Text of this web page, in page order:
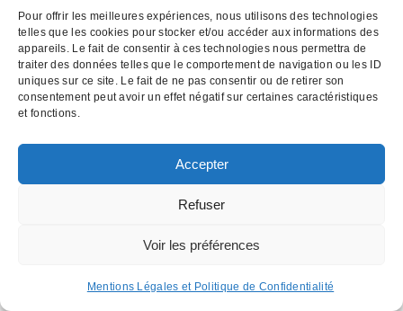
Pour offrir les meilleures expériences, nous utilisons des technologies
telles que les cookies pour stocker et/ou accéder aux informations des
appareils. Le fait de consentir à ces technologies nous permettra de
traiter des données telles que le comportement de navigation ou les ID
uniques sur ce site. Le fait de ne pas consentir ou de retirer son
consentement peut avoir un effet négatif sur certaines caractéristiques
et fonctions.
Accepter
Refuser
Voir les préférences
Mentions Légales et Politique de Confidentialité
INSTITUT D'HYPNOSE PALOIS- Hypnothérapie à Pau 64
Email : institutdhypnose @ gmail . com
Institut d'Hypnose Palois - 17 rue d'Etigny - 64000 PAU
Mentions légales